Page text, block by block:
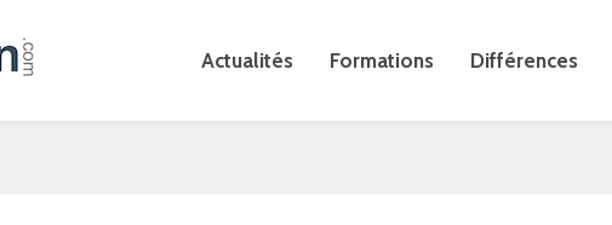
Actualités Formations Différences